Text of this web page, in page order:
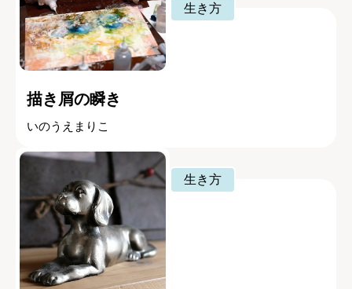
生き方
描き屑の瞬き
いのうえまりこ
生き方